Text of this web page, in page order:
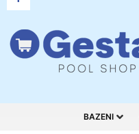
BAZENI